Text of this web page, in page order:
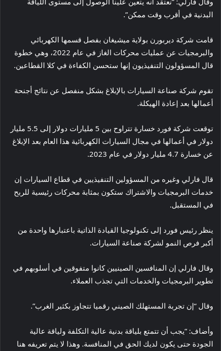
البدنية في أقرب وقت ممكن”.
قامت شركة ديربورن بولاية ميشيغان بفصل قسمها الكهربائي
والبرمجيات عن عمليات محركات الغاز في عام 2022، وهي خطوة
قال المسؤولون التنفيذيون إنها ستحسن الكفاءة في كلا القطاعين.
تقوم شركة صناعة السيارات بالإبلاغ بشكل منفصل عن نتائج أجنحة
أعمالها بعد إعادة الهيكلة.
توقعت شركة فورد خسارة تتراوح بين 5 مليارات دولار إلى 5.5 مليار
دولار في أعمالها في مجال السيارات الكهربائية هذا العام بعد الإبلاغ
عن خسارة 4.7 مليار دولار في عام 2023.
قال فارلي وغيره من المسؤولين التنفيذيين في قطاع السيارات إن
خدمات البرمجيات والاشتراك ستكون بمثابة محركات رئيسية للربح
في المستقبل.
ينظر رئيس فورد إلى تكنولوجيا القيادة الذاتية باعتبارها واحدة من
أكبر فرص النمو لشركة صناعة السيارات.
وقال فارلي إن المنافسين الصينيين كانوا متفوقين في أسلوبهم في
تطوير البرمجيات والخدمات التي تجذب العملاء.
وقال “إن تجربة المستهلك الصيني رقميا تتجاوز بكثير الغرب”.
وأضاف: “يجب أن تتمتع بلياقة بدنية عالية التكلفة ولياقة عالية
الجودة حتى يكون لديك الحق في المنافسة. وهذا لا يتم تعريفه هنا